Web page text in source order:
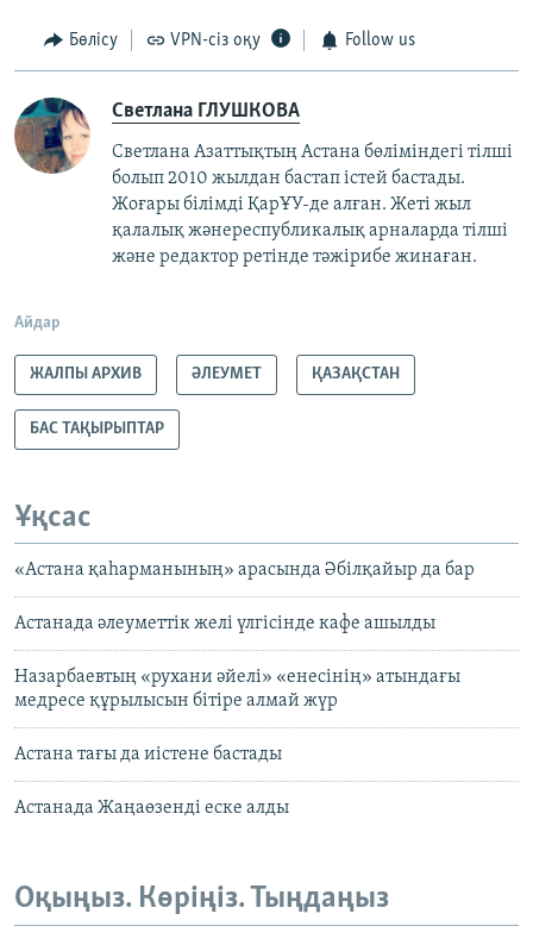
Бөлісу VPN-сіз оқу Follow us
Светлана ГЛУШКОВА
Светлана Азаттықтың Астана бөліміндегі тілші
болып 2010 жылдан бастап істей бастады.
Жоғары білімді ҚарҰУ-де алған. Жеті жыл
қалалық жәнереспубликалық арналарда тілші
және редактор ретінде тәжірибе жинаған.
Айдар
ЖАЛПЫ АРХИВ ӘЛЕУМЕТ ҚАЗАҚСТАН
БАС ТАҚЫРЫПТАР
Ұқсас
«Астана қаһарманының» арасында Әбілқайыр да бар
Астанада әлеуметтік желі үлгісінде кафе ашылды
Назарбаевтың «рухани әйелі» «енесінің» атындағы
медресе құрылысын бітіре алмай жүр
Астана тағы да иістене бастады
Астанада Жаңаөзенді еске алды
Оқыңыз. Көріңіз. Тыңдаңыз